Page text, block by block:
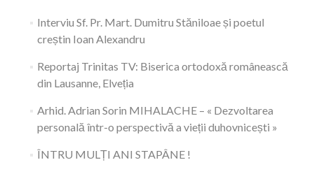
Interviu Sf. Pr. Mart. Dumitru Stăniloae și poetul
creștin Ioan Alexandru
Reportaj Trinitas TV: Biserica ortodoxă românească
din Lausanne, Elveția
Arhid. Adrian Sorin MIHALACHE – « Dezvoltarea
personală într-o perspectivă a vieții duhovnicești »
ÎNTRU MULȚI ANI STAPÂNE !